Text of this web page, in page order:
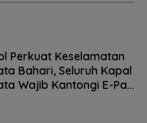
Perkuat Keselamatan
Bahari, Seluruh Kapal
Wajib Kantongi E-Pas